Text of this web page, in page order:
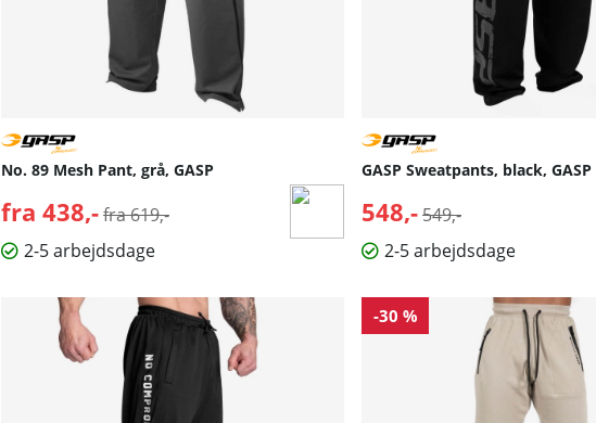
No. 89 Mesh Pant, grå, GASP
fra 438,-Normalpris:
fra 619,-
2-5 arbejdsdage
GASP Sweatpants, black, GASP
548,- Normalpris:
549,-
2-5 arbejdsdage
-30 %